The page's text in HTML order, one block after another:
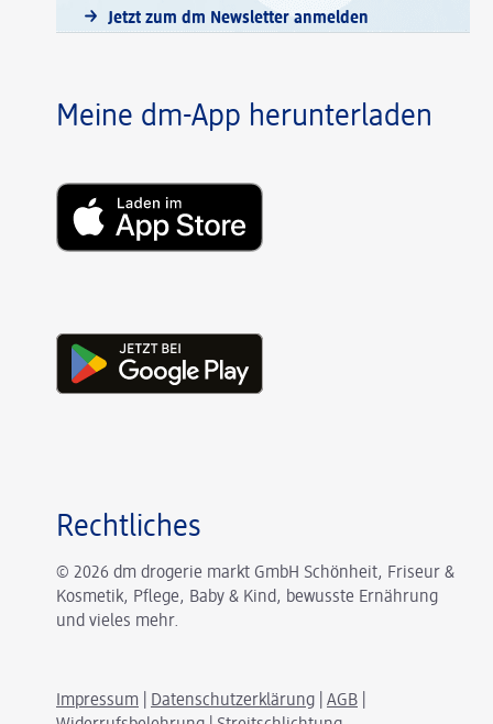
Jetzt zum dm Newsletter anmelden
Meine dm-App herunterladen
Rechtliches
© 2026 dm drogerie markt GmbH Schönheit, Friseur &
Kosmetik, Pflege, Baby & Kind, bewusste Ernährung
und vieles mehr.
Impressum Datenschutzerklärung AGB